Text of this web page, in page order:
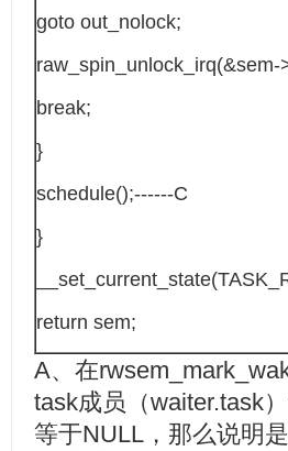
goto out_nolock;
raw_spin_unlock_irq(&sem-
break;
}
schedule();------C
}
return sem;
A、在
task成员（waiter.task
等于NULL，那么说明